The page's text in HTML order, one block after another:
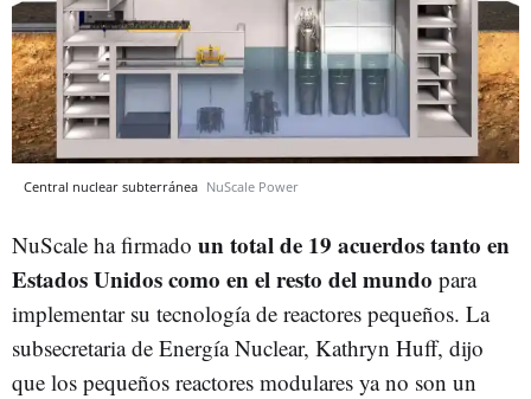
Central nuclear subterránea NuScale Power
NuScale ha firmado un total de 19 acuerdos tanto en
Estados Unidos como en el resto del mundo para
implementar su tecnología de reactores pequeños. La
subsecretaria de Energía Nuclear, Kathryn Huff, dijo
que los pequeños reactores modulares ya no son un